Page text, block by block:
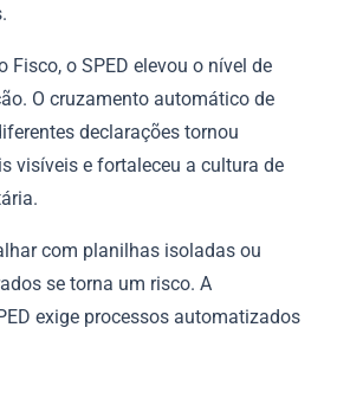
Fisco, o SPED elevou o nível de
O cruzamento automático de
declarações tornou
visíveis e fortaleceu a cultura de
com planilhas isoladas ou
se torna um risco. A
exige processos automatizados